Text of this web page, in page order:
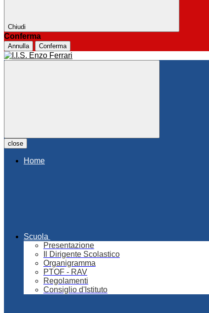
Chiudi
Conferma
Annulla Conferma
close
Home
Scuola
Presentazione
Il Dirigente Scolastico
Organigramma
PTOF - RAV
Regolamenti
Consiglio d'Istituto